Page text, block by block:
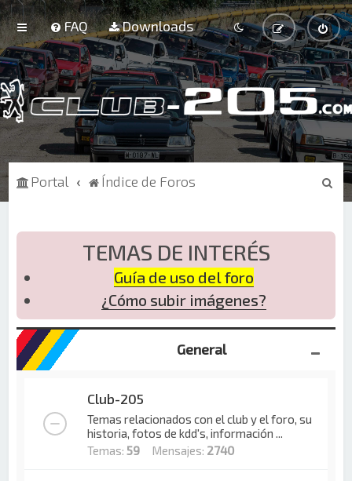
FAQ Downloads
Portal Índice de Foros
B
TEMAS DE INTERÉS
Guía de uso del foro
¿Cómo subir imágenes?
General
Club-205
Temas relacionados con el club y el foro, su
historia, fotos de kdd's, información ...
Temas:59 Mensajes: 2740